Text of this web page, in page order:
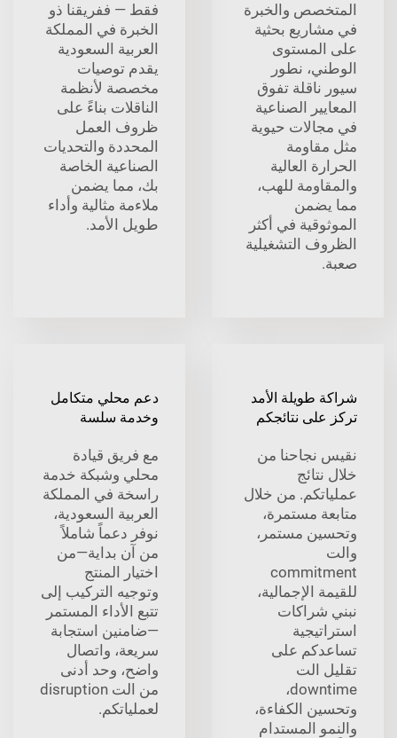
المتخصص والخبرة
في مشاريع بحثية
على المستوى
الوطني، نطور
سيور ناقلة تفوق
المعايير الصناعية
في مجالات حيوية
مثل مقاومة
الحرارة العالية
والمقاومة للهب،
مما يضمن
الموثوقية في أكثر
الظروف التشغيلية
صعبة.
فقط — ففريقنا ذو
الخبرة في المملكة
العربية السعودية
يقدم توصيات
مخصصة لأنظمة
الناقلات بناءً على
ظروف العمل
المحددة والتحديات
الصناعية الخاصة
بك، مما يضمن
ملاءمة مثالية وأداء
طويل الأمد.
شراكة طويلة الأمد
تركز على نتائجكم
نقيس نجاحنا من
خلال نتائج
عملياتكم. من خلال
متابعة مستمرة،
وتحسين مستمر،
والت
commitment
للقيمة الإجمالية،
نبني شراكات
استراتيجية
تساعدكم على
تقليل الت
downtime،
وتحسين الكفاءة،
والنمو المستدام
دعم محلي متكامل
وخدمة سلسة
مع فريق قيادة
محلي وشبكة خدمة
راسخة في المملكة
العربية السعودية،
نوفر دعماً شاملاً
من آن بداية—من
اختيار المنتج
وتوجيه التركيب إلى
تتبع الأداء المستمر
—ضامنين استجابة
سريعة، واتصال
واضح، وحد أدنى
من الت disruption
لعملياتكم.